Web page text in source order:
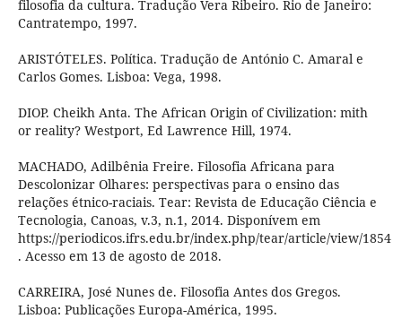
filosofia da cultura. Tradução Vera Ribeiro. Rio de Janeiro:
Cantratempo, 1997.
ARISTÓTELES. Política. Tradução de António C. Amaral e
Carlos Gomes. Lisboa: Vega, 1998.
DIOP. Cheikh Anta. The African Origin of Civilization: mith
or reality? Westport, Ed Lawrence Hill, 1974.
MACHADO, Adilbênia Freire. Filosofia Africana para
Descolonizar Olhares: perspectivas para o ensino das
relações étnico-raciais. Tear: Revista de Educação Ciência e
Tecnologia, Canoas, v.3, n.1, 2014. Disponívem em
https://periodicos.ifrs.edu.br/index.php/tear/article/view/1854
. Acesso em 13 de agosto de 2018.
CARREIRA, José Nunes de. Filosofia Antes dos Gregos.
Lisboa: Publicações Europa-América, 1995.